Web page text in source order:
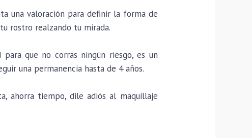
una valoración para definir la forma de
rostro realzando tu mirada.
que no corras ningún riesgo, es un
una permanencia hasta de 4 años.
ahorra tiempo, dile adiós al maquillaje